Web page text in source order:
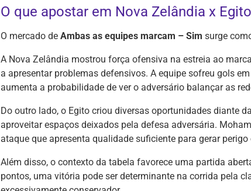
O que apostar em Nova Zelândia x
O mercado de Ambas as equipes marcam – Sim surge
A Nova Zelândia mostrou força ofensiva na estreia ao
a apresentar problemas defensivos. A equipe sofreu gols
aumenta a probabilidade de ver o adversário balançar as
Do outro lado, o Egito criou diversas oportunidades diante
aproveitar espaços deixados pela defesa adversária.
ataque que apresenta qualidade suficiente para gerar perigo
Além disso, o contexto da tabela favorece uma partida
pontos, uma vitória pode ser determinante na corrida pela